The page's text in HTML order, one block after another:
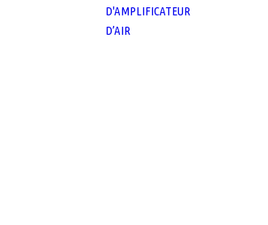
D'AMPLIFICATEUR
D’AIR